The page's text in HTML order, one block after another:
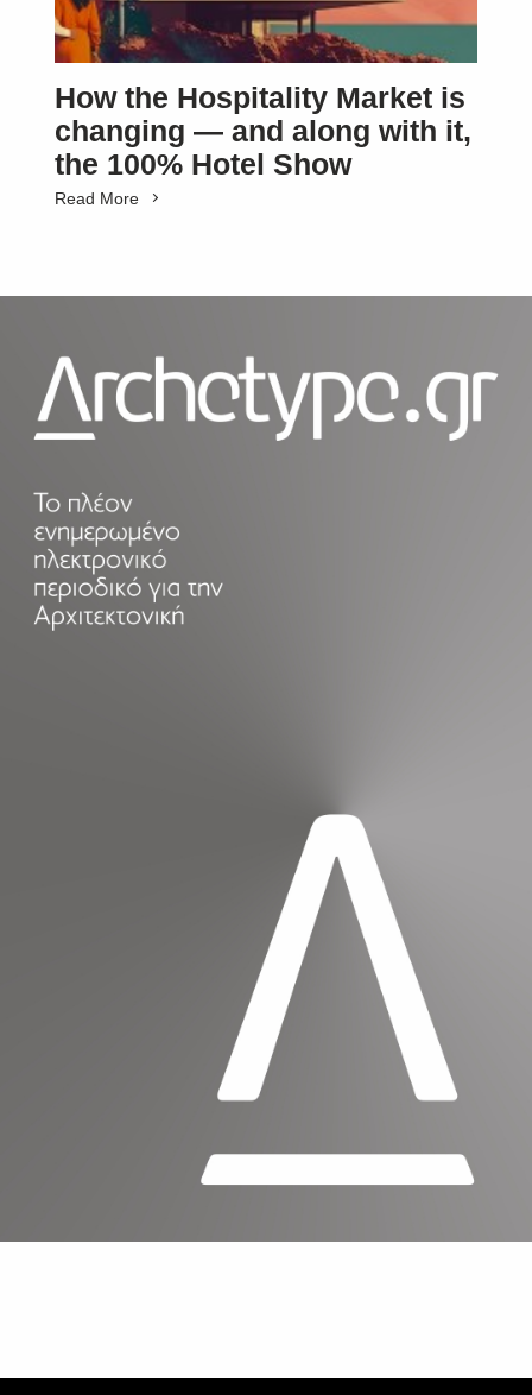
How the Hospitality Market is
changing — and along with it,
the 100% Hotel Show
Read More